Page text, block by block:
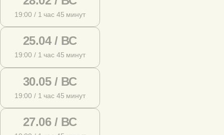
19:00 / 1 час 45 минут
25.04 / ВС
19:00 / 1 час 45 минут
30.05 / ВС
19:00 / 1 час 45 минут
27.06 / ВС